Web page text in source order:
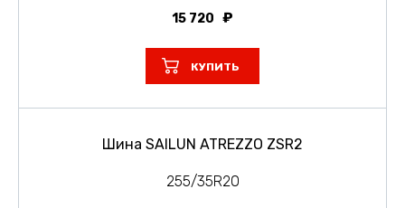
15 720
КУПИТЬ
Шина SAILUN ATREZZO ZSR2
255/35R20